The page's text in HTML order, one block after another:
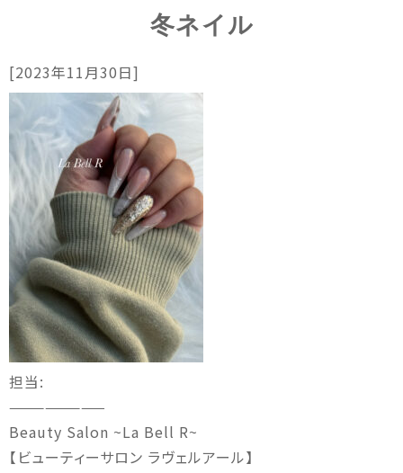
冬ネイル
[2023年11月30日]
担当:
————————
Beauty Salon ~La Bell R~
【ビューティーサロン ラヴェルアール】